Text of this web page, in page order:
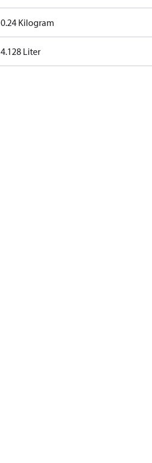
0.24 Kilogram
4.128 Liter